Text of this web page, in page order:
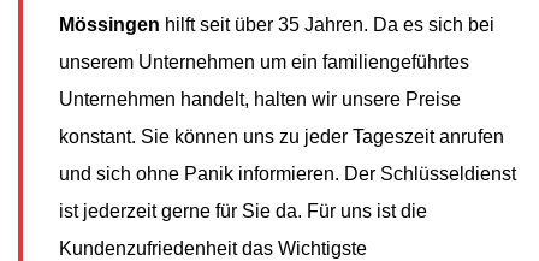
Mössingen hilft seit über 35 Jahren. Da es sich bei
unserem Unternehmen um ein familiengeführtes
Unternehmen handelt, halten wir unsere Preise
konstant. Sie können uns zu jeder Tageszeit anrufen
und sich ohne Panik informieren. Der Schlüsseldienst
ist jederzeit gerne für Sie da. Für uns ist die
Kundenzufriedenheit das Wichtigste